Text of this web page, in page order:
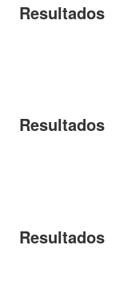
Resultados
Resultados
Resultados